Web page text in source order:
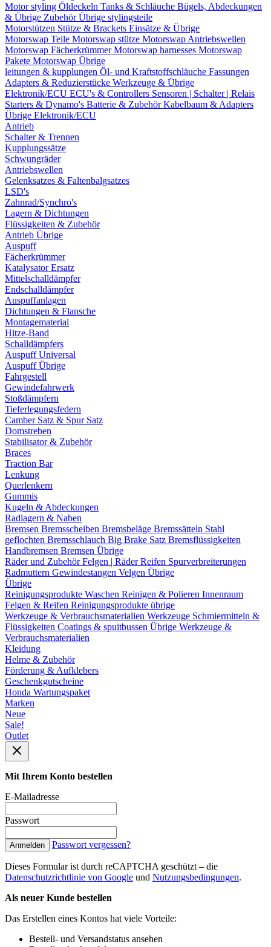
Motor styling Öldeckeln Tanks & Schläuche Bügels, Abdeckungen
& Übrige ZubehörÜbrige stylingsteile
Motorstützen Stütze & Brackets Einsätze & Übrige
Motorswap Teile Motorswap stütze Motorswap Antriebswellen
Motorswap FächerkrümmerMotorswap harnesses Motorswap
Pakete Motorswap Übrige
leitungen & kupplungen Öl- und Kraftstoffschläuche Fassungen
Adapters & Reduzierstücke Werkzeuge & Übrige
Elektronik/ECU ECU's & Controllers Sensoren | Schalter | Relais
Starters & Dynamo's Batterie & ZubehörKabelbaum & Adapters
Übrige Elektronik/ECU
Antrieb
Schalter & Trennen
Kupplungssätze
Schwungräder
Antriebswellen
Gelenksatzes & Faltenbalgsatzes
LSD's
Zahnrad/Synchro's
Lagern & Dichtungen
Flüssigkeiten & Zubehör
Antrieb Übrige
Auspuff
Fächerkrümmer
Katalysator Ersatz
Mittelschalldämpfer
Endschalldämpfer
Auspuffanlagen
Dichtungen & Flansche
Montagematerial
Hitze-Band
Schalldämpfers
Auspuff Universal
Auspuff Übrige
Fahrgestell
Gewindefahrwerk
Stoßdämpfern
Tieferlegungsfedern
Camber Satz & Spur Satz
Domstreben
Stabilisator & Zubehör
Braces
Traction Bar
Lenkung
Querlenkern
Gummis
Kugeln & Abdeckungen
Radlagern & Naben
Bremsen Bremsscheiben Bremsbeläge Bremssätteln Stahl
geflochten Bremsschlauch Big Brake Satz Bremsflüssigkeiten
Handbremsen Bremsen Übrige
Räder und ZubehörFelgen | RäderReifen Spurverbreiterungen
Radmuttern Gewindestangen Velgen Übrige
Übrige
Reinigungsprodukte Waschen Reinigen & Polieren Innenraum
Felgen & Reifen Reinigungsprodukte übrige
Werkzeuge & Verbrauchsmaterialien Werkzeuge Schmiermitteln &
Flüssigkeiten Coatings & spuitbussen Übrige Werkzeuge &
Verbrauchsmaterialien
Kleidung
Helme & Zubehör
Förderung & Aufklebers
Geschenkgutscheine
Honda Wartungspaket
Marken
Neue
Sale!
Outlet
Mit Ihrem Konto bestellen
E-Mailadresse
Passwort
Anmelden Passwort vergessen?
Dieses Formular ist durch reCAPTCHA geschützt – die
Datenschutzrichtlinie von Google und Nutzungsbedingungen.
Als neuer Kunde bestellen
Das Erstellen eines Kontos hat viele Vorteile:
Bestell- und Versandstatus ansehen